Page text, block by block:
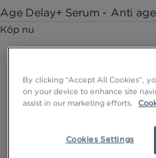
Age Delay+ Serum - Anti
Köp nu
By clicking “Accept All Cookies”,
on your device to enhance site
assist in our marketing efforts.
Cookies Settings